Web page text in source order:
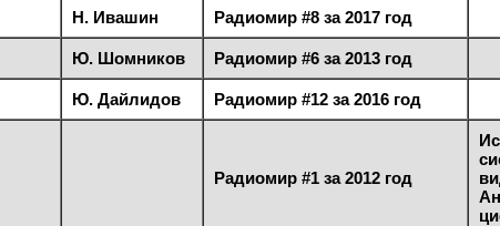
Н. Ивашин Радиомир #8 за 2017 год
Ю. Шомников Радиомир #6 за 2013 год
Ю. Дайлидов Радиомир #12 за 2016 год
Радиомир #1 за 2012 год